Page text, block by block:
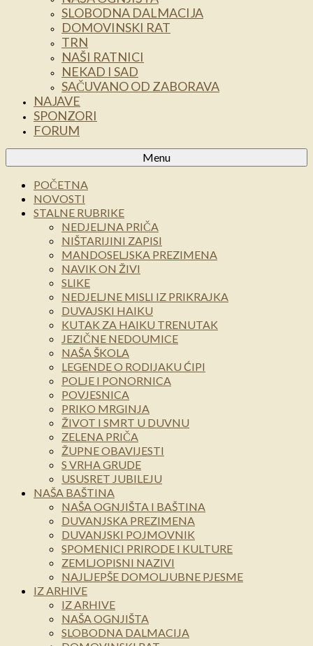
SLOBODNA DALMACIJA
DOMOVINSKI RAT
TRN
NAŠI RATNICI
NEKAD I SAD
SAČUVANO OD ZABORAVA
NAJAVE
SPONZORI
FORUM
Menu
POČETNA
NOVOSTI
STALNE RUBRIKE
NEDJELJNA PRIČA
NIŠTARIJINI ZAPISI
MANDOSELJSKA PREZIMENA
NAVIK ON ŽIVI
SLIKE
NEDJELJNE MISLI IZ PRIKRAJKA
DUVAJSKI HAIKU
KUTAK ZA HAIKU TRENUTAK
JEZIČNE NEDOUMICE
NAŠA ŠKOLA
LEGENDE O RODIJAKU ĆIPI
POLJE I PONORNICA
POVJESNICA
PRIKO MRGINJA
ŽIVOT I SMRT U DUVNU
ZELENA PRIČA
ŽUPNE OBAVIJESTI
S VRHA GRUDE
USUSRET JUBILEJU
NAŠA BAŠTINA
NAŠA OGNJIŠTA I BAŠTINA
DUVANJSKA PREZIMENA
DUVANJSKI POJMOVNIK
SPOMENICI PRIRODE I KULTURE
ZEMLJOPISNI NAZIVI
NAJLJEPŠE DOMOLJUBNE PJESME
IZ ARHIVE
IZ ARHIVE
NAŠA OGNJIŠTA
SLOBODNA DALMACIJA